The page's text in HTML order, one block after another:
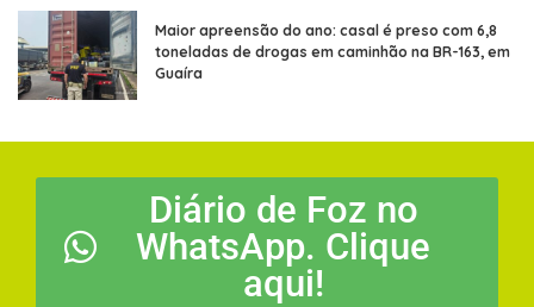
Maior apreensão do ano: casal é preso com 6,8
toneladas de drogas em caminhão na BR-163, em
Guaíra
Diário de Foz no
WhatsApp. Clique
aqui!